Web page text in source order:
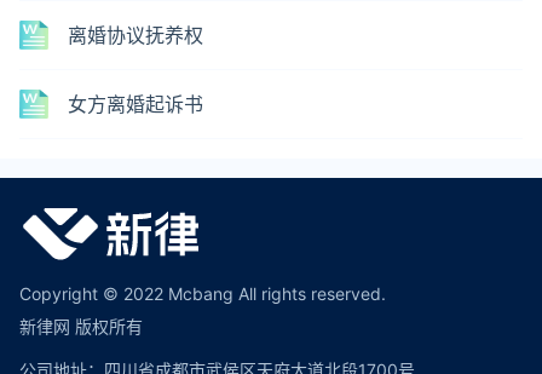
离婚协议抚养权
女方离婚起诉书
Copyright © 2022 Mcbang All rights reserved.
新律网 版权所有
公司地址：四川省成都市武侯区天府大道北段1700号